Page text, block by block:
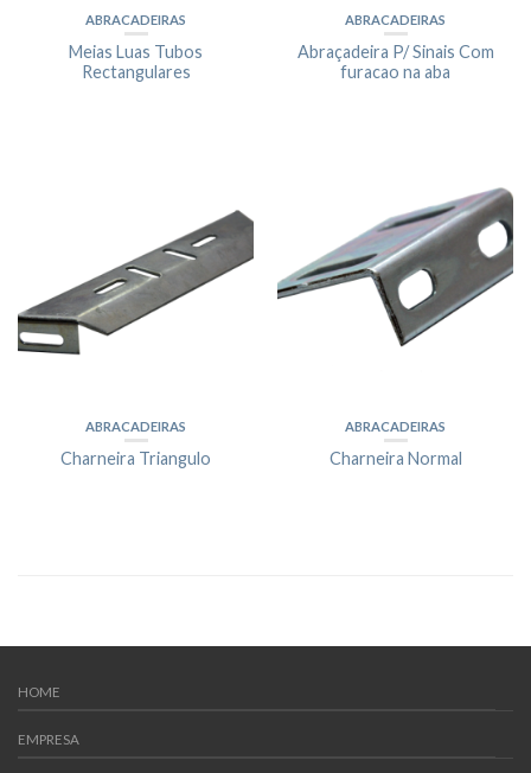
ABRACADEIRAS
Meias Luas Tubos
Rectangulares
ABRACADEIRAS
Abraçadeira P/ Sinais Com
furacao na aba
ABRACADEIRAS
Charneira Triangulo
ABRACADEIRAS
Charneira Normal
HOME
EMPRESA